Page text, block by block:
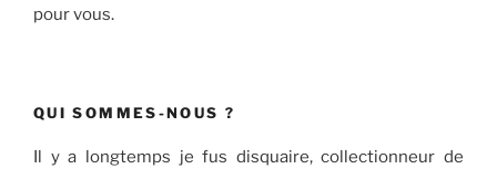
pour vous.
QUI SOMMES-NOUS ?
Il y a longtemps je fus disquaire, collectionneur de